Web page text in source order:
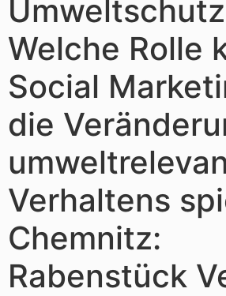
Welche Rolle
Social
die
Verhaltens
Chemnitz:
Rabenstück